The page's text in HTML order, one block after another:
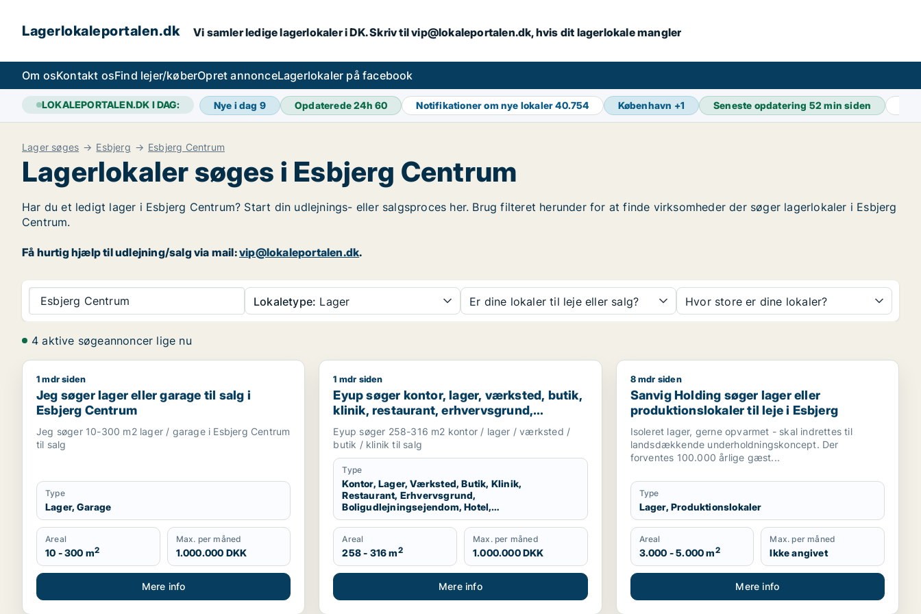
Lagerlokaleportalen.dk Vi samler ledige lagerlokaler i DK. Skriv til vip@lokaleportalen.dk, hvis dit lagerlokale mangler
Om osKontakt osFind lejer/køberOpret annonceLagerlokaler på facebook
LOKALEPORTALEN.DK I DAG: Nye i dag 9 Opdaterede 24h60 Notifikationer om nye lokaler40.754 København +1 Seneste opdatering 52 min siden
Lager søges Esbjerg Esbjerg Centrum
Lagerlokaler søges i Esbjerg Centrum
Har du et ledigt lager i Esbjerg Centrum? Start din udlejnings- eller salgsproces her. Brug filteret herunder for at finde virksomheder der søger lagerlokaler i Esbjerg
Centrum.
Få hurtig hjælp til udlejning/salg via mail:vip@lokaleportalen.dk.
Esbjerg Centrum Lokaletype: Lager Er dine lokaler til leje eller salg? Hvor store er dine lokaler?
4 aktive søgeannoncer lige nu
Jeg søger lager eller garage til salg i Esbjerg Centrum
1 mdr siden
Jeg søger lager eller garage til salg i
Esbjerg Centrum
Jeg søger 10-300 m2 lager / garage i Esbjerg Centrum
til salg
Type
Lager, Garage
Areal
10 - 300 m2
Max. per måned
1.000.000 DKK
Mere info
Eyup søger kontor, lager, værksted, butik, klinik, restaurant, erhvervsgrund, boligudlejningsejendom, hotel,
1 mdr siden
Eyup søger kontor, lager, værksted, butik,
klinik, restaurant, erhvervsgrund,
boligudlejningsejendom, hotel,
produktionslokaler eller garage til salg i
Esbjerg Centrum, Esbjerg Ø eller Esbjerg
N m.fl.
Eyup søger 258-316 m2 kontor / lager / værksted /
butik / klinik til salg
Type
Kontor, Lager, Værksted, Butik, Klinik,
Restaurant, Erhvervsgrund,
Boligudlejningsejendom, Hotel,
Produktionslokaler, Garage
Areal
258 - 316 m2
Max. per måned
1.000.000 DKK
Mere info
Sanvig Holding søger lager eller produktionslokaler til
8 mdr siden
Sanvig Holding søger lager eller
produktionslokaler til leje i Esbjerg
Isoleret lager, gerne opvarmet - skal indrettes til
landsdækkende underholdningskoncept. Der
forventes 100.000 årlige gæst...
Type
Lager, Produktionslokaler
Areal
3.000 - 5.000 m2
Max. per måned
Ikke angivet
Mere info